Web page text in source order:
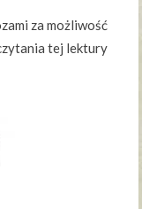
za możliwość
tej lektury